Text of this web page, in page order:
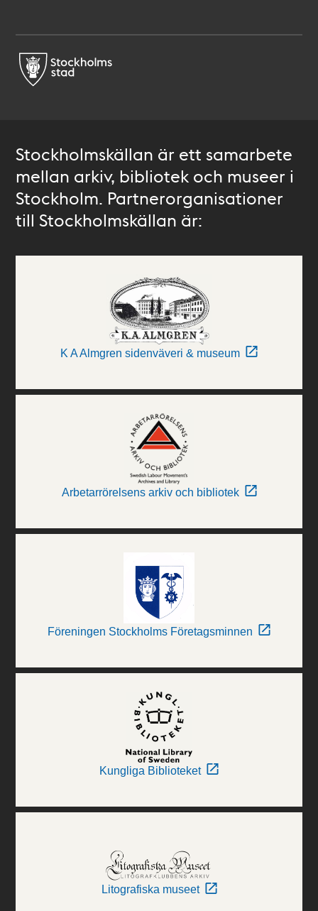
Stockholmskällan är ett samarbete
mellan arkiv, bibliotek och museer i
Stockholm. Partnerorganisationer
till Stockholmskällan är:
K A Almgren sidenväveri & museum
Arbetarrörelsens arkiv och bibliotek
Föreningen Stockholms Företagsminnen
Kungliga Biblioteket
Litografiska museet